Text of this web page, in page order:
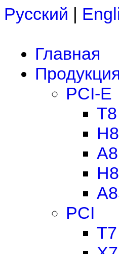
Русский |
Главная
Продукция
PCI-E
T8
H8
A8
PCI
T7